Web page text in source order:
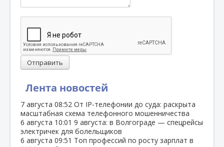
Лента новостей
7 августа 08:52 От IP‑телефонии до суда: раскрыта
масштабная схема телефонного мошенничества
6 августа 10:01 9 августа: в Волгограде — спецрейсы
электричек для болельщиков
6 августа 09:51 Топ профессий по росту зарплат в
Отправить